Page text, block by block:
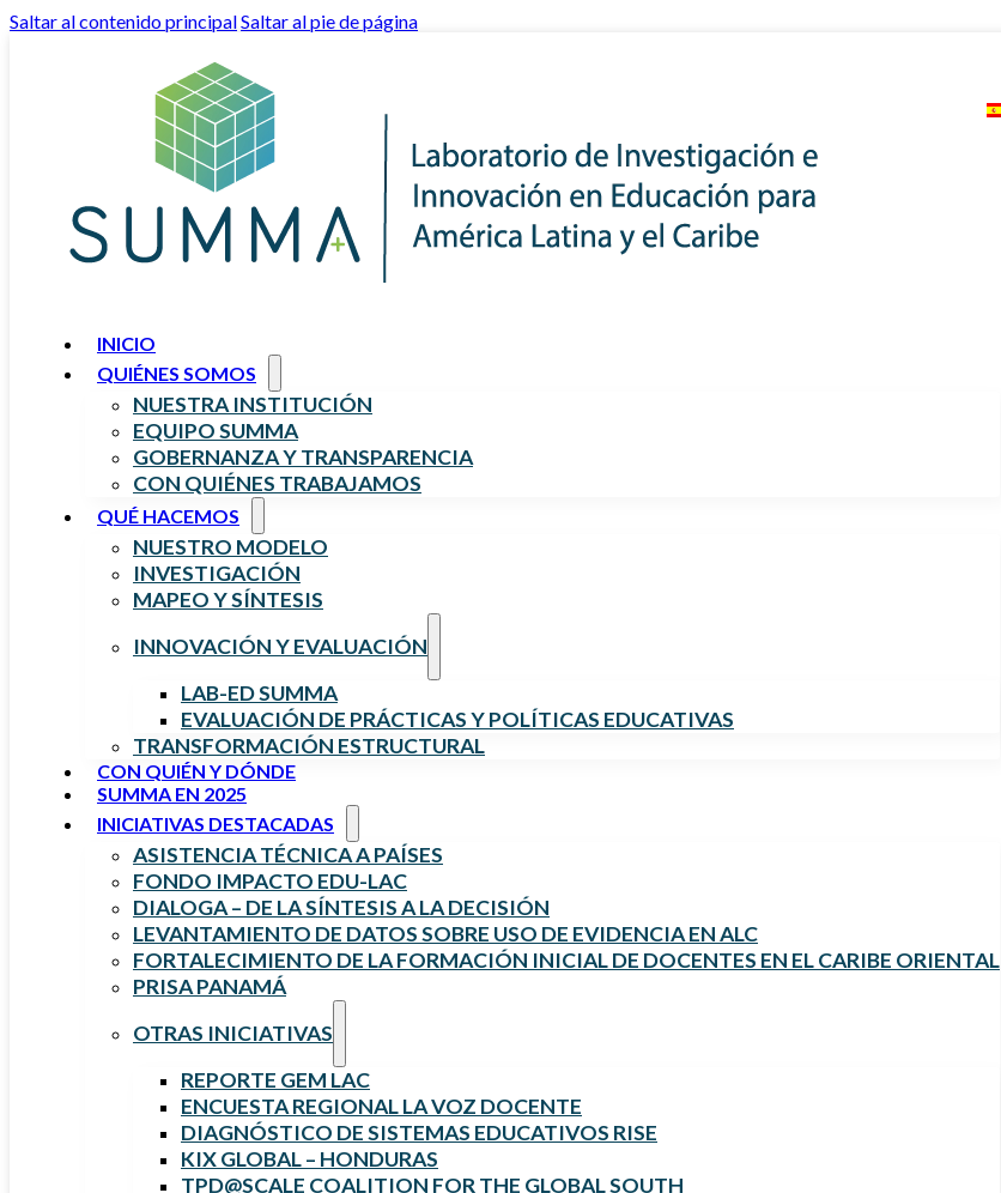
Saltar al contenido principalSaltar al pie de página
INICIO
QUIÉNES SOMOS
NUESTRA INSTITUCIÓN
EQUIPO SUMMA
GOBERNANZA Y TRANSPARENCIA
CON QUIÉNES TRABAJAMOS
QUÉ HACEMOS
NUESTRO MODELO
INVESTIGACIÓN
MAPEO Y SÍNTESIS
INNOVACIÓN Y EVALUACIÓN
LAB-ED SUMMA
EVALUACIÓN DE PRÁCTICAS Y POLÍTICAS EDUCATIVAS
TRANSFORMACIÓN ESTRUCTURAL
CON QUIÉN Y DÓNDE
SUMMA EN 2025
INICIATIVAS DESTACADAS
ASISTENCIA TÉCNICA A PAÍSES
FONDO IMPACTO EDU-LAC
DIALOGA – DE LA SÍNTESIS A LA DECISIÓN
LEVANTAMIENTO DE DATOS SOBRE USO DE EVIDENCIA EN ALC
FORTALECIMIENTO DE LA FORMACIÓN INICIAL DE DOCENTES EN EL CARIBE ORIENTAL
PRISA PANAMÁ
OTRAS INICIATIVAS
REPORTE GEM LAC
ENCUESTA REGIONAL LA VOZ DOCENTE
DIAGNÓSTICO DE SISTEMAS EDUCATIVOS RISE
KIX GLOBAL – HONDURAS
TPD@SCALE COALITION FOR THE GLOBAL SOUTH